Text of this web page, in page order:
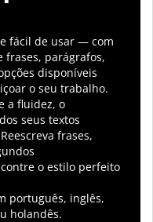
fácil de usar — com
frases, parágrafos,
disponíveis
o seu trabalho.
a fluidez, o
seus textos
Reescreva frases,
o estilo perfeito
português, inglês,
holandês.